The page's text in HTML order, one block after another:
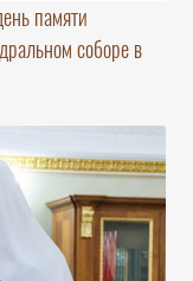
памяти
соборе в